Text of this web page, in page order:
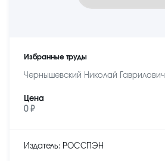
Избранные труды
Чернышевский Николай Гаврилович
Цена
0 ₽
Издатель: РОССПЭН